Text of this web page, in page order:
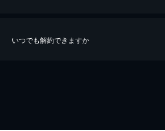
いつでも解約できますか